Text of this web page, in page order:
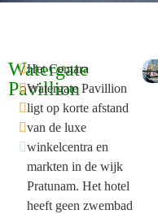
Watergate
Pavillion





Het Centara
Watergate Pavillion
ligt op korte afstand
van de luxe
winkelcentra en
markten in de wijk
Pratunam. Het hotel
heeft geen zwembad